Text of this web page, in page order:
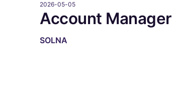
2026-05-05
Account Manager
SOLNA